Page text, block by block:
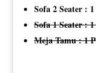
Sofa 2 Seater : 1
Sofa 1 Seater :
Meja Tamu : 1